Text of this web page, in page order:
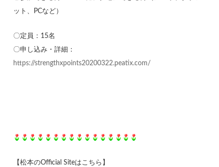
ット、PCなど）
〇定員：15名
〇申し込み・詳細：
https://strengthxpoints20200322.peatix.com/
【松本のOfficial Siteはこちら】